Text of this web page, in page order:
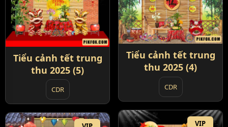
Tiểu cảnh tết trung
thu 2025 (4)
CDR
Tiểu cảnh tết trung
thu 2025 (5)
CDR
VIP